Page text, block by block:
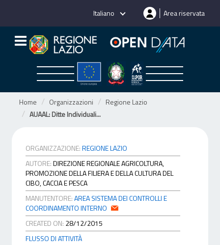
Italiano Area riservata
Home Organizzazioni
Regione Lazio
AUAAL: Ditte Individuali...
ORGANIZZAZIONE:REGIONE LAZIO
AUTORE:DIREZIONE REGIONALE AGRICOLTURA,
PROMOZIONE DELLA FILIERA E DELLA CULTURA DEL
CIBO, CACCIA E PESCA
MANUTENTORE:AREA SISTEMA DEI CONTROLLI E
COORDINAMENTO INTERNO
CREATED ON: 28/12/2015
FLUSSO DI ATTIVITÀ